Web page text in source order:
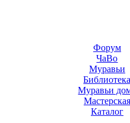
Форум
ЧаВо
Муравьи
Муравьи
Мастерская
Каталог